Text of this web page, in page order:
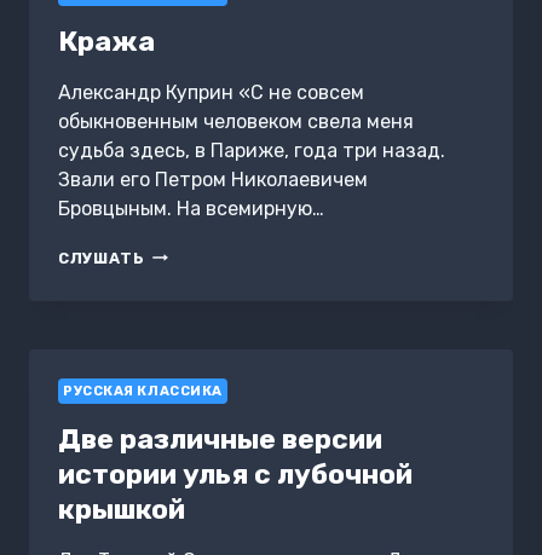
Кража
Александр Куприн «С не совсем
обыкновенным человеком свела меня
судьба здесь, в Париже, года три назад.
Звали его Петром Николаевичем
Бровцыным. На всемирную…
СЛУШАТЬ КРАЖА
РУССКАЯ КЛАССИКА
Две различные версии
истории улья с лубочной
крышкой